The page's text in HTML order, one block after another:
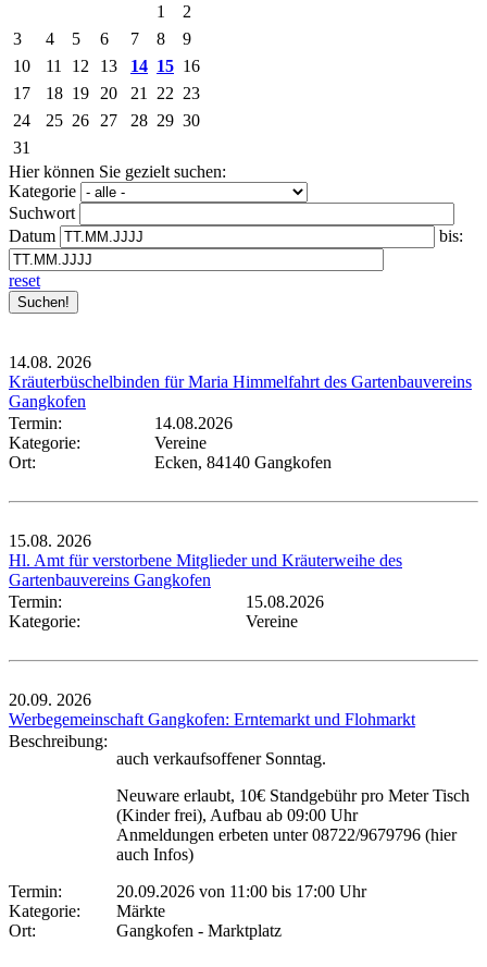
1
2
3
4 5 6 7 8
9
10
11 12 13 14 15 16
17
18 19 20 21 22 23
24
25 26 27 28 29 30
31
Hier können Sie gezielt suchen:
Kategorie
Suchwort
Datum
bis:
reset
14.08. 2026
Kräuterbüschelbinden für Maria Himmelfahrt des Gartenbauvereins
Gangkofen
Termin:
14.08.2026
Kategorie:
Vereine
Ort:
Ecken, 84140 Gangkofen
15.08. 2026
Hl. Amt für verstorbene Mitglieder und Kräuterweihe des
Gartenbauvereins Gangkofen
Termin:
15.08.2026
Kategorie:
Vereine
20.09. 2026
Werbegemeinschaft Gangkofen: Erntemarkt und Flohmarkt
Beschreibung:
auch verkaufsoffener Sonntag.
Neuware erlaubt, 10€ Standgebühr pro Meter Tisch
(Kinder frei), Aufbau ab 09:00 Uhr
Anmeldungen erbeten unter 08722/9679796 (hier
auch Infos)
Termin:
20.09.2026 von 11:00 bis 17:00 Uhr
Kategorie:
Märkte
Ort:
Gangkofen - Marktplatz